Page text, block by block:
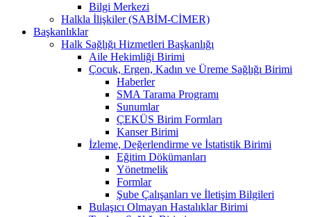
Bilgi Merkezi
Halkla İlişkiler (SABİM-CİMER)
Başkanlıklar
Halk Sağlığı Hizmetleri Başkanlığı
Aile Hekimliği Birimi
Çocuk, Ergen, Kadın ve Üreme Sağlığı Birimi
Haberler
SMA Tarama Programı
Sunumlar
ÇEKÜS Birim Formları
Kanser Birimi
İzleme, Değerlendirme ve İstatistik Birimi
Eğitim Dökümanları
Yönetmelik
Formlar
Şube Çalışanları ve İletişim Bilgileri
Bulaşıcı Olmayan Hastalıklar Birimi